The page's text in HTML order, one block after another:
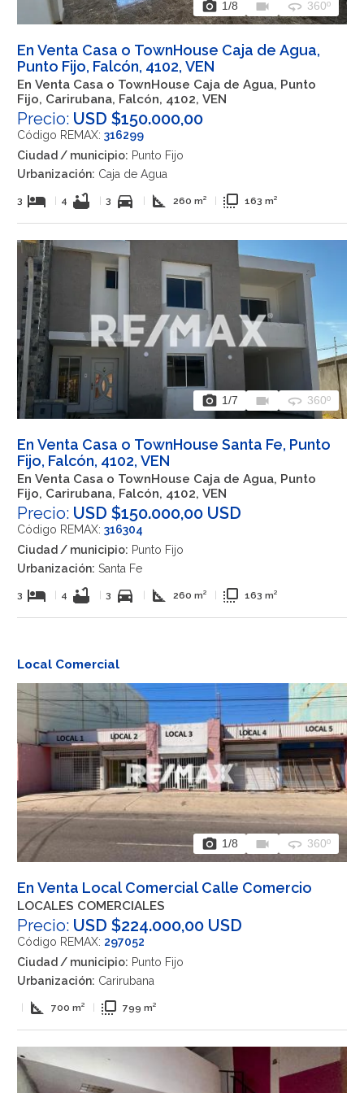
photo_camera 1/8 videocam 360 360º
En Venta Casa o TownHouse Caja de Agua,
Punto Fijo, Falcón, 4102, VEN
En Venta Casa o TownHouse Caja de Agua, Punto
Fijo, Carirubana, Falcón, 4102, VEN
Precio: USD $150.000,00
Código REMAX: 316299
Ciudad / municipio: Punto Fijo
Urbanización: Caja de Agua
3 hotel 4 bathtub 3 directions_car square_foot 260 m² flip_to_front 163 m²
photo_camera 1/7 videocam 360 360º
En Venta Casa o TownHouse Santa Fe, Punto
Fijo, Falcón, 4102, VEN
En Venta Casa o TownHouse Caja de Agua, Punto
Fijo, Carirubana, Falcón, 4102, VEN
Precio: USD $150.000,00 USD
Código REMAX: 316304
Ciudad / municipio: Punto Fijo
Urbanización: Santa Fe
3 hotel 4 bathtub 3 directions_car square_foot 260 m² flip_to_front 163 m²
Local Comercial
photo_camera 1/8 videocam 360 360º
En Venta Local Comercial Calle Comercio
LOCALES COMERCIALES
Precio: USD $224.000,00 USD
Código REMAX: 297052
Ciudad / municipio: Punto Fijo
Urbanización: Carirubana
square_foot 700 m² flip_to_front 799 m²